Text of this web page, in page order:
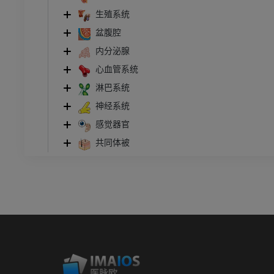
生殖系统
盆腹腔
内分泌腺
心血管系统
淋巴系统
神经系统
感觉器官
共同体被